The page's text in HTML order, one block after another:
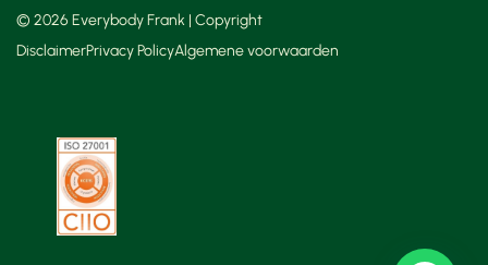
© 2026 Everybody Frank | Copyright
DisclaimerPrivacy PolicyAlgemene voorwaarden